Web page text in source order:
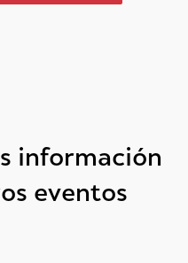
información
eventos